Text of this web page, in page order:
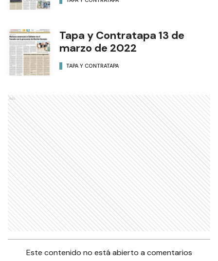
Tapa y Contratapa 13 de
marzo de 2022
TAPA Y CONTRATAPA
Ads
Este contenido no está abierto a comentarios